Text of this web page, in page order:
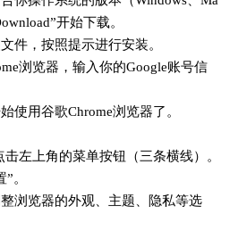
开始下载。
件，按照提示进行安装。
浏览器，输入你的Google账号信
使用谷歌Chrome浏览器了。
左上角的菜单按钮（三条横线）。
。
浏览器的外观、主题、隐私等选